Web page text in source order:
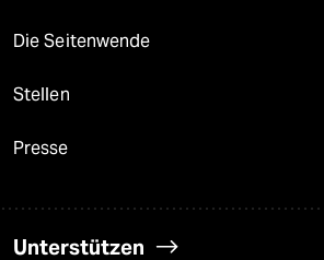
Die Seitenwende
Stellen
Presse
Unterstützen